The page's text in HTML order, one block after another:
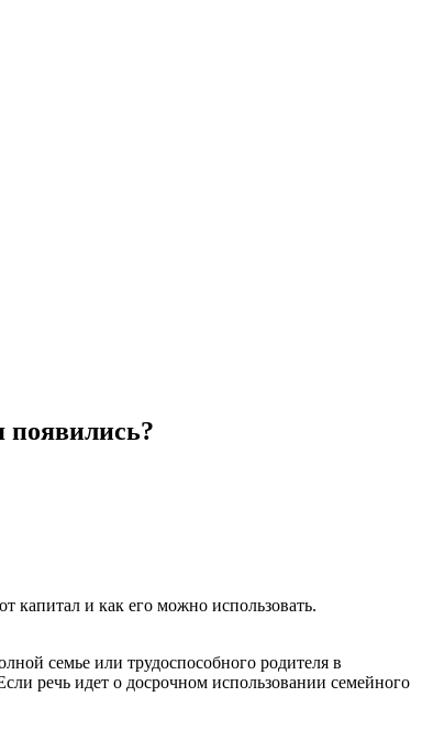
появились?
капитал и как его можно использовать.
семье или трудоспособного родителя в
речь идет о досрочном использовании семейного